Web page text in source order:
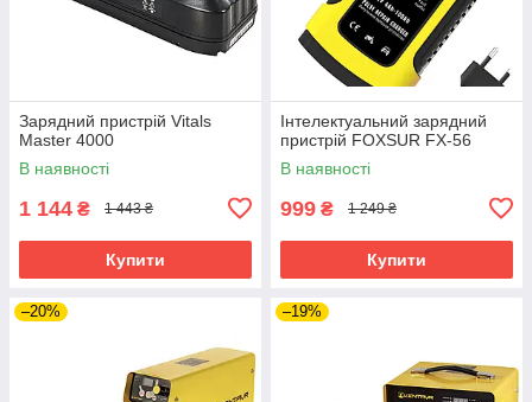
Зарядний пристрій Vitals
Master 4000
В наявності
1 144 ₴ 1 443 ₴
Купити
Інтелектуальний зарядний
пристрій FOXSUR FX-56
В наявності
999 ₴ 1 249 ₴
Купити
–20% –19%